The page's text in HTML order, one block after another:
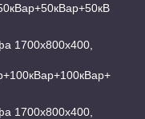
1700х800х400,
1700х800х400,